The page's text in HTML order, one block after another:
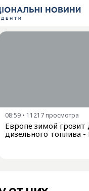
08:59 • 11217 просмотра
Европе зимой грозит
дизельного топлива